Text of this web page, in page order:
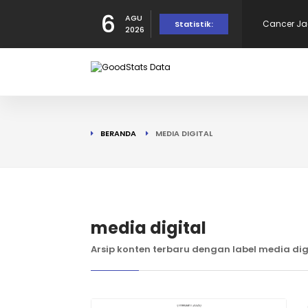
6
AGU
2026
Statistik: Cancer
BERANDA MEDIA DIGITAL
media digital
Arsip konten terbaru dengan label media